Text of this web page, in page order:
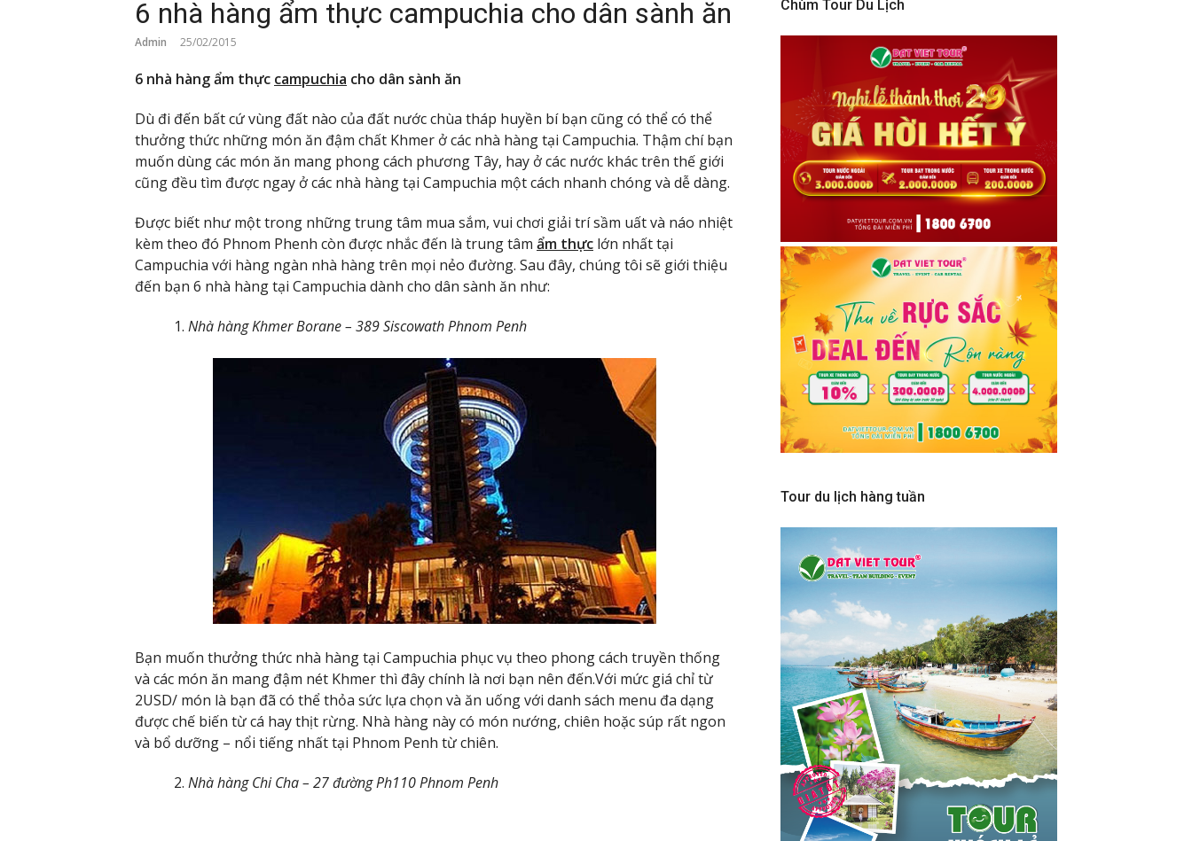
6 nhà hàng ẩm thực campuchia cho dân sành ăn
Admin 25/02/2015
6 nhà hàng ẩm thực campuchia cho dân sành ăn
Dù đi đến bất cứ vùng đất nào của đất nước chùa tháp huyền bí bạn cũng có thể có thể
thưởng thức những món ăn đậm chất Khmer ở các nhà hàng tại Campuchia. Thậm chí bạn
muốn dùng các món ăn mang phong cách phương Tây, hay ở các nước khác trên thế giới
cũng đều tìm được ngay ở các nhà hàng tại Campuchia một cách nhanh chóng và dễ dàng.
Được biết như một trong những trung tâm mua sắm, vui chơi giải trí sầm uất và náo nhiệt
kèm theo đó Phnom Phenh còn được nhắc đến là trung tâm ẩm thực lớn nhất tại
Campuchia với hàng ngàn nhà hàng trên mọi nẻo đường. Sau đây, chúng tôi sẽ giới thiệu
đến bạn 6 nhà hàng tại Campuchia dành cho dân sành ăn như:
Nhà hàng Khmer Borane – 389 Siscowath Phnom Penh
Bạn muốn thưởng thức nhà hàng tại Campuchia phục vụ theo phong cách truyền thống
và các món ăn mang đậm nét Khmer thì đây chính là nơi bạn nên đến.Với mức giá chỉ từ
2USD/ món là bạn đã có thể thỏa sức lựa chọn và ăn uống với danh sách menu đa dạng
được chế biến từ cá hay thịt rừng. Nhà hàng này có món nướng, chiên hoặc súp rất ngon
và bổ dưỡng – nổi tiếng nhất tại Phnom Penh từ chiên.
Nhà hàng Chi Cha – 27 đường Ph110 Phnom Penh
Chùm Tour Du Lịch
Tour du lịch hàng tuần